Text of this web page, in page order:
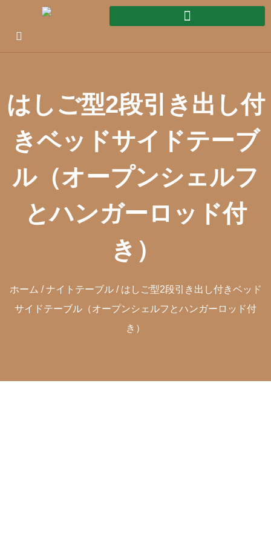
はしご型2段引き出し付
きベッドサイドテーブ
ル（オープンシェルフ
とハンガーロッド付
き）
ホーム /ナイトテーブル/ はしご型2段引き出し付きベッド
サイドテーブル（オープンシェルフとハンガーロッド付
き）